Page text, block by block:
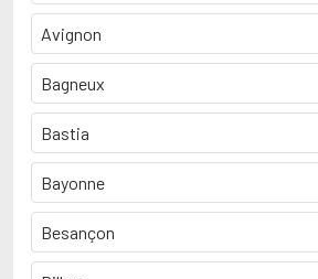
Avignon
Bagneux
Bastia
Bayonne
Besançon